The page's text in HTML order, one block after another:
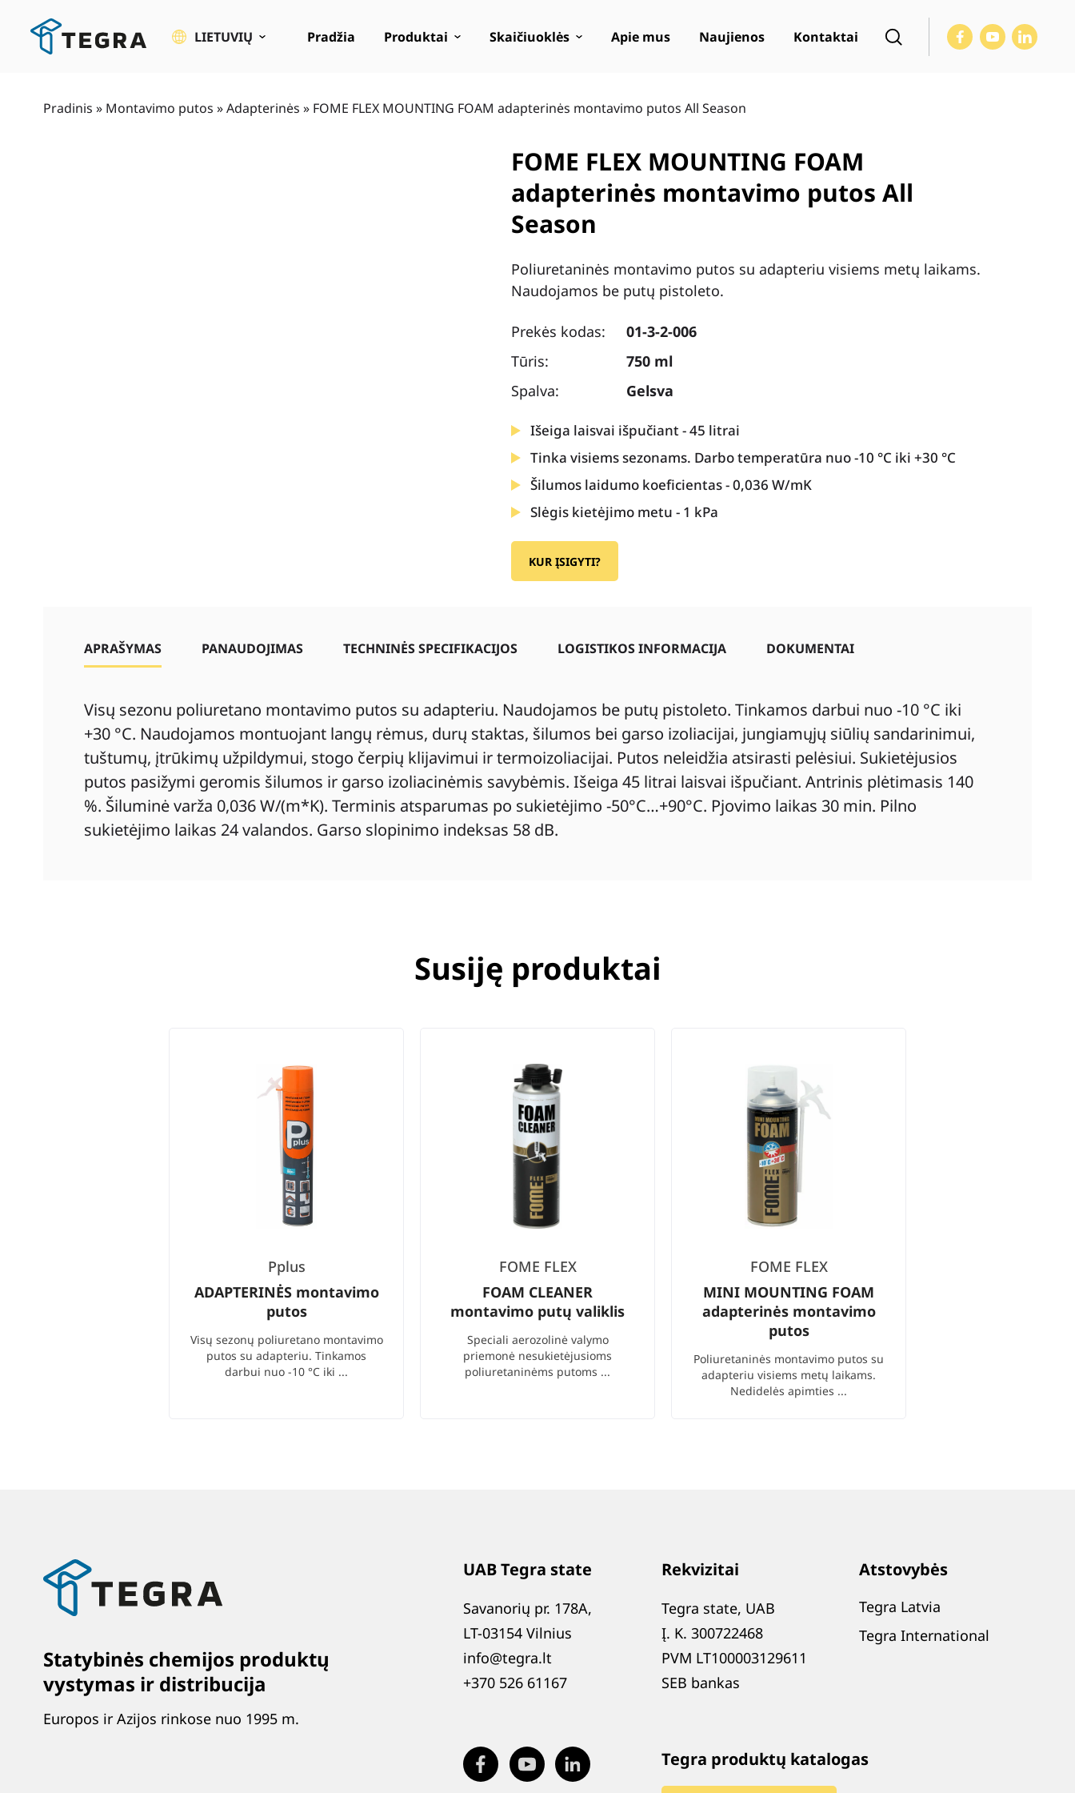
pagrindinio
LIETUVIŲ Pradžia Produktai Skaičiuoklės Apie mus Naujienos Kontaktai
Pradinis » Montavimo putos »Adapterinės » FOME FLEX MOUNTING FOAM adapterinės montavimo putos All Season
FOME FLEX MOUNTING FOAM
adapterinės montavimo putos All
Season
Poliuretaninės montavimo putos su adapteriu visiems metų laikams.
Naudojamos be putų pistoleto.
Prekės kodas:
01-3-2-006
Tūris:
750 ml
Spalva:
Gelsva
Išeiga laisvai išpučiant - 45 litrai
Tinka visiems sezonams. Darbo temperatūra nuo -10 °C iki +30 °C
Šilumos laidumo koeficientas - 0,036 W/mK
Slėgis kietėjimo metu - 1 kPa
KUR ĮSIGYTI?
APRAŠYMAS PANAUDOJIMAS TECHNINĖS SPECIFIKACIJOS LOGISTIKOS INFORMACIJA DOKUMENTAI
Visų sezonu poliuretano montavimo putos su adapteriu. Naudojamos be putų pistoleto. Tinkamos darbui nuo -10 °C iki
+30 °C. Naudojamos montuojant langų rėmus, durų staktas, šilumos bei garso izoliacijai, jungiamųjų siūlių sandarinimui,
tuštumų, įtrūkimų užpildymui, stogo čerpių klijavimui ir termoizoliacijai. Putos neleidžia atsirasti pelėsiui. Sukietėjusios
putos pasižymi geromis šilumos ir garso izoliacinėmis savybėmis. Išeiga 45 litrai laisvai išpučiant. Antrinis plėtimasis 140
%. Šiluminė varža 0,036 W/(m*K). Terminis atsparumas po sukietėjimo -50°C…+90°C. Pjovimo laikas 30 min. Pilno
sukietėjimo laikas 24 valandos. Garso slopinimo indeksas 58 dB.
Susiję produktai
Pplus
ADAPTERINĖS montavimo
putos
Visų sezonų poliuretano montavimo
putos su adapteriu. Tinkamos
darbui nuo -10 °C iki ...
FOME FLEX
FOAM CLEANER
montavimo putų valiklis
Speciali aerozolinė valymo
priemonė nesukietėjusioms
poliuretaninėms putoms ...
FOME FLEX
MINI MOUNTING FOAM
adapterinės montavimo
putos
Poliuretaninės montavimo putos su
adapteriu visiems metų laikams.
Nedidelės apimties ...
Statybinės chemijos produktų
vystymas ir distribucija
Europos ir Azijos rinkose nuo 1995 m.
UAB Tegra state
Savanorių pr. 178A,
LT-03154 Vilnius
info@tegra.lt
+370 526 61167
Rekvizitai
Tegra state, UAB
Į. K. 300722468
PVM LT100003129611
SEB bankas
Atstovybės
Tegra Latvia
Tegra International
Tegra produktų katalogas